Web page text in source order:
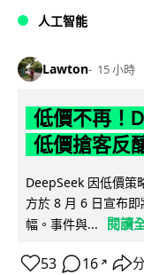
人工智能
Lawton 15 小時
低價不再！
低價搶客反
DeepSeek 因低價策
方於 8 月 6 日宣布
幅。事件與...
閱讀
53 16 ↗